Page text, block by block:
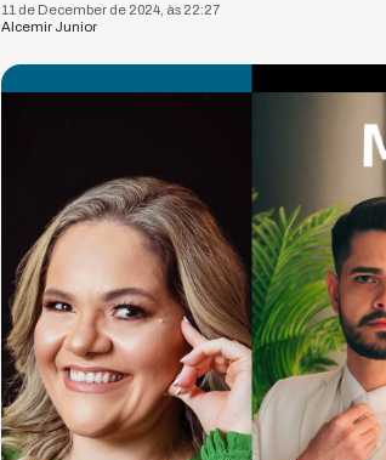
11 de December de 2024, às 22:27
Alcemir Junior